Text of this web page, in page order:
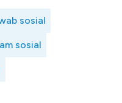
sosial
sosial